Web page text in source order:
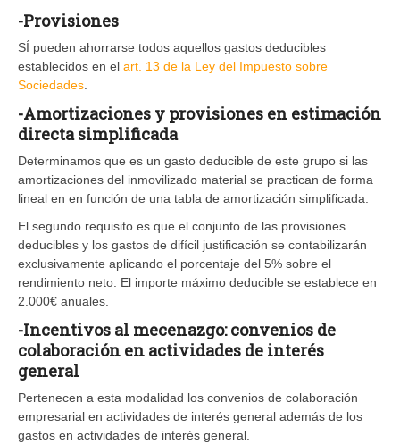
-Provisiones
SÍ pueden ahorrarse todos aquellos gastos deducibles
establecidos en el art. 13 de la Ley del Impuesto sobre
Sociedades
-Amortizaciones y provisiones en estimación
directa simplificada
Determinamos que es un gasto deducible de este grupo si las
amortizaciones del inmovilizado material se practican de forma
lineal en en función de una tabla de amortización simplificada.
El segundo requisito es que el conjunto de las provisiones
deducibles y los gastos de difícil justificación se contabilizarán
exclusivamente aplicando el porcentaje del 5% sobre el
rendimiento neto. El importe máximo deducible se establece en
2.000€ anuales.
-Incentivos al mecenazgo: convenios de
colaboración en actividades de interés
general
Pertenecen a esta modalidad los convenios de colaboración
empresarial en actividades de interés general además de los
gastos en actividades de interés general.